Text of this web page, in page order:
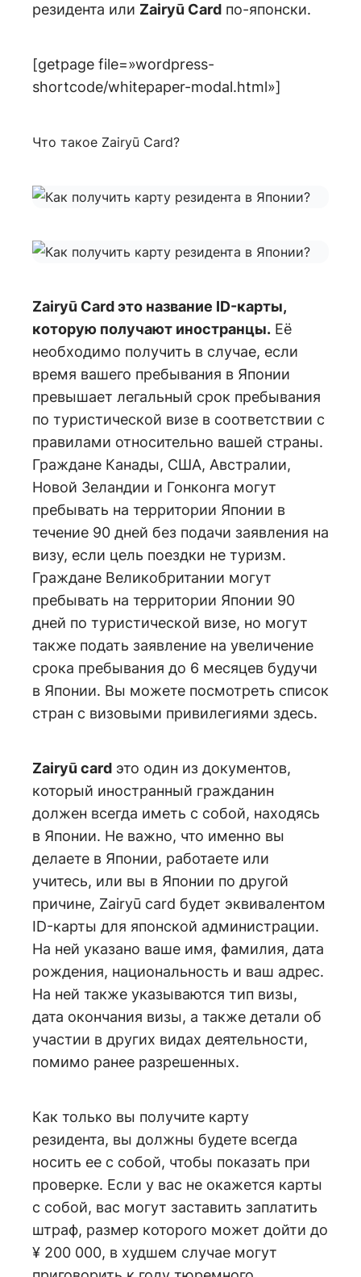
резидента или Zairyū Card по-японски.
[getpage file=»wordpress-
shortcode/whitepaper-modal.html»]
Что такое Zairyū Card?
Zairyū Card это название ID-карты,
которую получают иностранцы. Её
необходимо получить в случае, если
время вашего пребывания в Японии
превышает легальный срок пребывания
по туристической визе в соответствии с
правилами относительно вашей страны.
Граждане Канады, США, Австралии,
Новой Зеландии и Гонконга могут
пребывать на территории Японии в
течение 90 дней без подачи заявления на
визу, если цель поездки не туризм.
Граждане Великобритании могут
пребывать на территории Японии 90
дней по туристической визе, но могут
также подать заявление на увеличение
срока пребывания до 6 месяцев будучи
в Японии. Вы можете посмотреть список
стран с визовыми привилегиями здесь.
Zairyū card это один из документов,
который иностранный гражданин
должен всегда иметь с собой, находясь
в Японии. Не важно, что именно вы
делаете в Японии, работаете или
учитесь, или вы в Японии по другой
причине, Zairyū card будет эквивалентом
ID-карты для японской администрации.
На ней указано ваше имя, фамилия, дата
рождения, национальность и ваш адрес.
На ней также указываются тип визы,
дата окончания визы, а также детали об
участии в других видах деятельности,
помимо ранее разрешенных.
Как только вы получите карту
резидента, вы должны будете всегда
носить ее с собой, чтобы показать при
проверке. Если у вас не окажется карты
с собой, вас могут заставить заплатить
штраф, размер которого может дойти до
¥ 200 000, в худшем случае могут